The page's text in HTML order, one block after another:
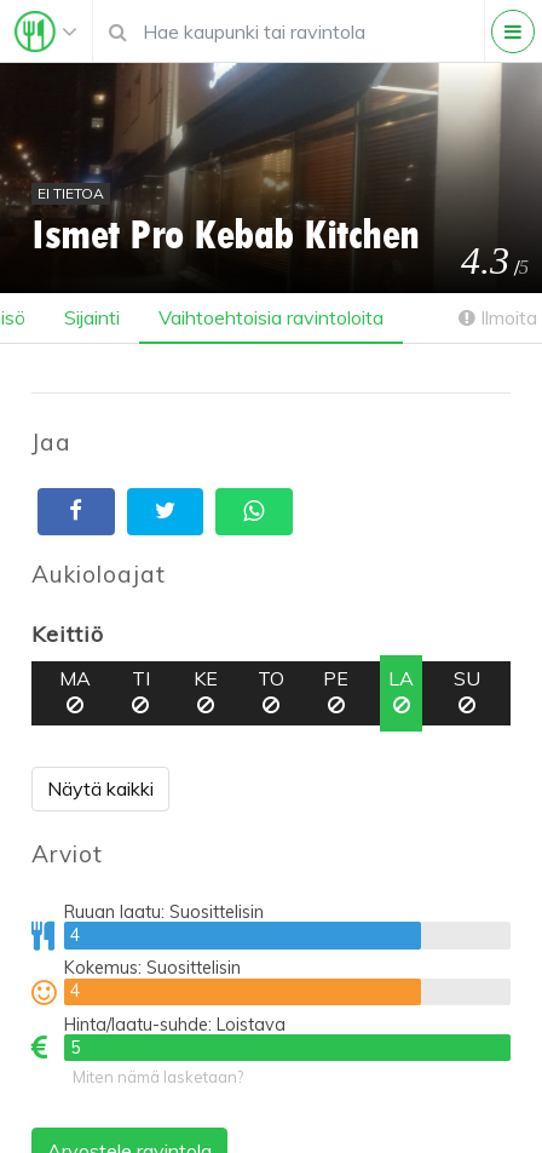
EI TIETOA
Ismet Pro Kebab Kitchen 4.3 /5
Sijainti Vaihtoehtoisia ravintoloita
Jaa
Aukioloajat
Keittiö
MA TI KE TO PE LA SU
Näytä kaikki
Arviot
Ruuan laatu:Suosittelisin
4
4
Kokemus:Suosittelisin
4
4
Hinta/laatu-suhde:Loistava
5
5
Miten nämä lasketaan?